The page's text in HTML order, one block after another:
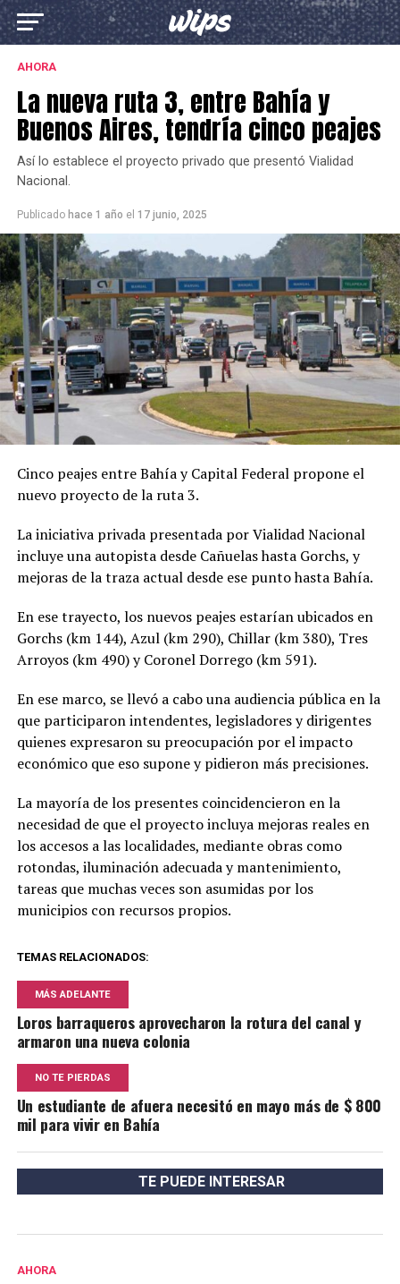
AHORA
La nueva ruta 3, entre Bahía y
Buenos Aires, tendría cinco peajes
Así lo establece el proyecto privado que presentó Vialidad
Nacional.
Publicado hace 1 año el 17 junio, 2025
Cinco peajes entre Bahía y Capital Federal propone el
nuevo proyecto de la ruta 3.
La iniciativa privada presentada por Vialidad Nacional
incluye una autopista desde Cañuelas hasta Gorchs, y
mejoras de la traza actual desde ese punto hasta Bahía.
En ese trayecto, los nuevos peajes estarían ubicados en
Gorchs (km 144), Azul (km 290), Chillar (km 380), Tres
Arroyos (km 490) y Coronel Dorrego (km 591).
En ese marco, se llevó a cabo una audiencia pública en la
que participaron intendentes, legisladores y dirigentes
quienes expresaron su preocupación por el impacto
económico que eso supone y pidieron más precisiones.
La mayoría de los presentes coincidencieron en la
necesidad de que el proyecto incluya mejoras reales en
los accesos a las localidades, mediante obras como
rotondas, iluminación adecuada y mantenimiento,
tareas que muchas veces son asumidas por los
municipios con recursos propios.
TEMAS RELACIONADOS:
MÁS ADELANTE
Loros barraqueros aprovecharon la rotura del canal y
armaron una nueva colonia
NO TE PIERDAS
Un estudiante de afuera necesitó en mayo más de $ 800
mil para vivir en Bahía
TE PUEDE INTERESAR
AHORA